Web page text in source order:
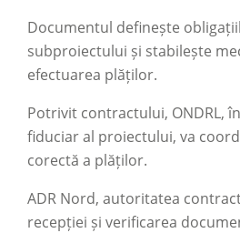
Documentul definește
subproiectului și stabilește
efectuarea plăților.
Potrivit contractului, ONDRL,
fiduciar al proiectului, va
corectă a plăților.
ADR Nord, autoritatea
recepției și verificarea